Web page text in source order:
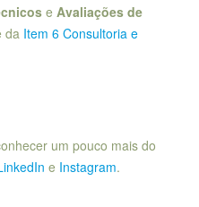
e Avaliações de
da Item 6 Consultoria e
um pouco mais do
e Instagram.